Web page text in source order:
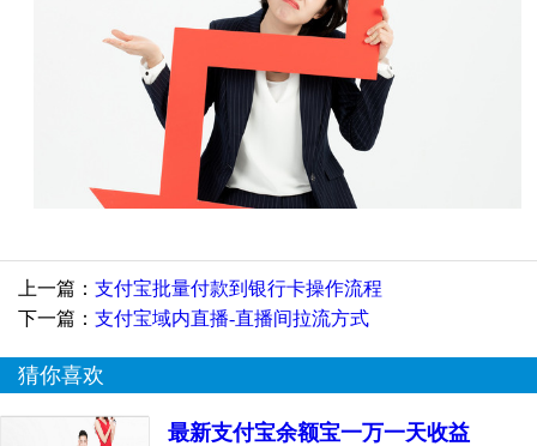
上一篇： 支付宝批量付款到银行卡操作流程
下一篇： 支付宝域内直播-直播间拉流方式
猜你喜欢
最新支付宝余额宝一万一天收益